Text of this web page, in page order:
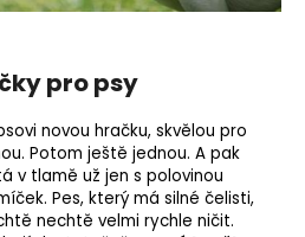
pro psy
novou hračku, skvělou pro
Potom ještě jednou. A pak
v tlamě už jen s polovinou
Pes, který má silné čelisti,
nechtě velmi rychle ničit.